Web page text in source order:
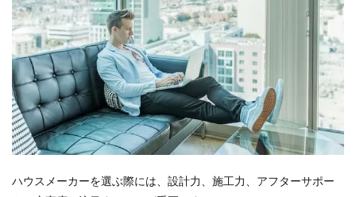
能に
つい
て詳
しく
知ろ
う
4.1
耐震
性
断熱
ハウスメーカーを選ぶ際には、設計力、施工力、アフターサポー